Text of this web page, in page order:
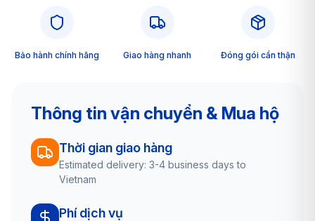
Bảo hành chính hãng Giao hàng nhanh Đóng gói cẩn thận
Thông tin vận chuyển & Mua hộ
Thời gian giao hàng
Estimated delivery: 3-4 business days to
Vietnam
Phí dịch vụ